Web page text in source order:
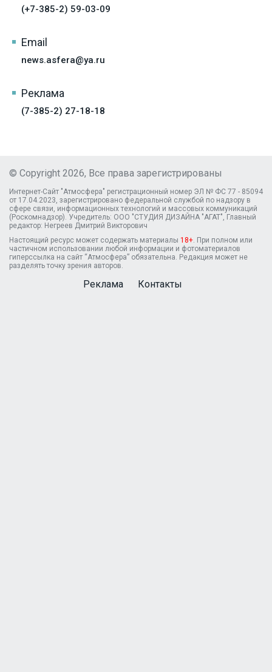
(+7-385-2) 59-03-09
Email
news.asfera@ya.ru
Реклама
(7-385-2) 27-18-18
© Copyright 2026, Все права зарегистрированы
Интернет-Сайт "Атмосфера" регистрационный номер ЭЛ № ФС 77 - 85094
от 17.04.2023, зарегистрировано федеральной службой по надзору в
сфере связи, информационных технологий и массовых коммуникаций
(Роскомнадзор). Учредитель: ООО "СТУДИЯ ДИЗАЙНА "АГАТ", Главный
редактор: Негреев Дмитрий Викторович
Настоящий ресурс может содержать материалы 18+ . При полном или
частичном использовании любой информации и фотоматериалов
гиперссылка на сайт “Атмосфера” обязательна. Редакция может не
разделять точку зрения авторов.
Реклама Контакты